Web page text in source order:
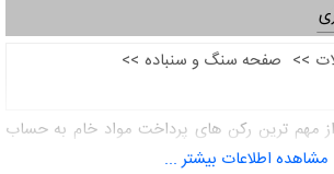
>> صفحه سنگ و سنباده >>
مهم ترین رکن های پرداخت مواد خام به حساب
این دسته میشوند نظیر سنباده های رولی ،چتری
مشاهده اطلاعات بیشتر ...